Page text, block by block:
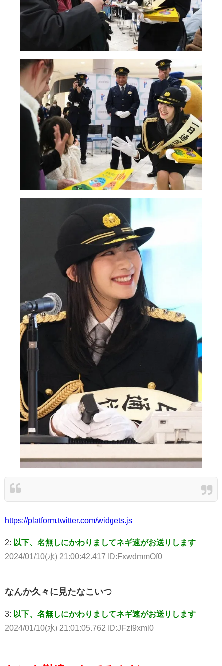
https://platform.twitter.com/widgets.js
2: 以下、名無しにかわりましてネギ速がお送りします
2024/01/10(水) 21:00:42.417 ID:FxwdmmOf0
なんか久々に見たなこいつ
3: 以下、名無しにかわりましてネギ速がお送りします
2024/01/10(水) 21:01:05.762 ID:JFzI9xml0